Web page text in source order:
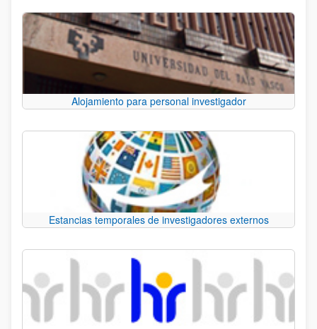
Alojamiento para personal investigador
Estancias temporales de investigadores externos